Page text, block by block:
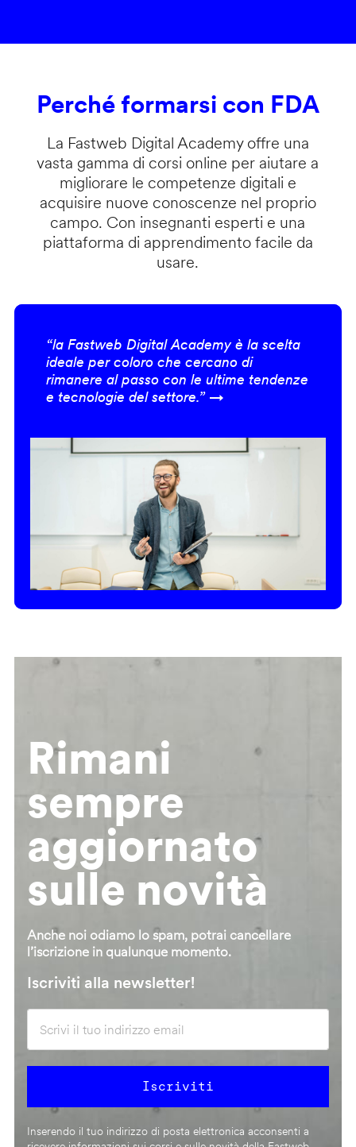
Perché formarsi con FDA
La Fastweb Digital Academy offre una
vasta gamma di corsi online per aiutare a
migliorare le competenze digitali e
acquisire nuove conoscenze nel proprio
campo. Con insegnanti esperti e una
piattaforma di apprendimento facile da
usare.
“la Fastweb Digital Academy è la scelta
ideale per coloro che cercano di
rimanere al passo con le ultime tendenze
e tecnologie del settore.” →
Rimani
sempre
aggiornato
sulle novità
Anche noi odiamo lo spam, potrai cancellare
l’iscrizione in qualunque momento.
Iscriviti alla newsletter!
Inserendo il tuo indirizzo di posta elettronica acconsenti a